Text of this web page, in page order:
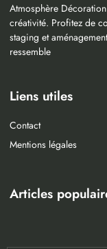
Atmosphère
créativité. Profitez de
staging et
ressemble
Liens utiles
Contact
Mentions légales
Articles